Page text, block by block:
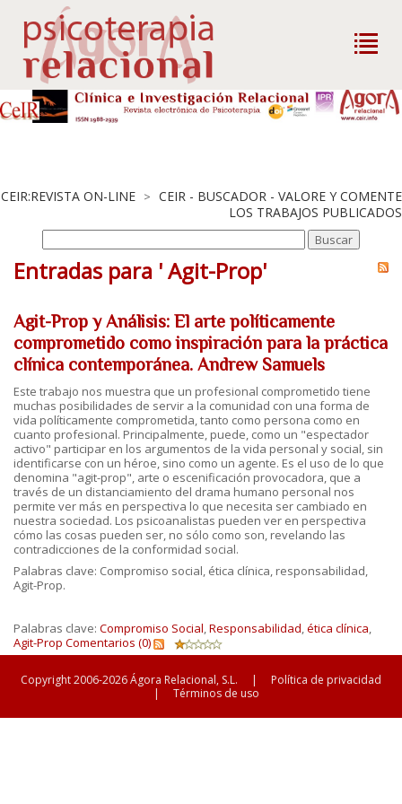
CEIR:REVISTA ON-LINE > CEIR - BUSCADOR - VALORE Y COMENTE
LOS TRABAJOS PUBLICADOS
Entradas para ' Agit-Prop'
Agit-Prop y Análisis: El arte políticamente
comprometido como inspiración para la práctica
clínica contemporánea. Andrew Samuels
Este trabajo nos muestra que un profesional comprometido tiene
muchas posibilidades de servir a la comunidad con una forma de
vida políticamente comprometida, tanto como persona como en
cuanto profesional. Principalmente, puede, como un "espectador
activo" participar en los argumentos de la vida personal y social, sin
identificarse con un héroe, sino como un agente. Es el uso de lo que
denomina "agit-prop", arte o escenificación provocadora, que a
través de un distanciamiento del drama humano personal nos
permite ver más en perspectiva lo que necesita ser cambiado en
nuestra sociedad. Los psicoanalistas pueden ver en perspectiva
cómo las cosas pueden ser, no sólo como son, revelando las
contradicciones de la conformidad social.
Palabras clave: Compromiso social, ética clínica, responsabilidad,
Agit-Prop.
Palabras clave: Compromiso Social,Responsabilidad,ética clínica,
Agit-Prop Comentarios (0)
Copyright 2006-2026 Ágora Relacional, S.L. |
Política de privacidad
|
Términos de uso